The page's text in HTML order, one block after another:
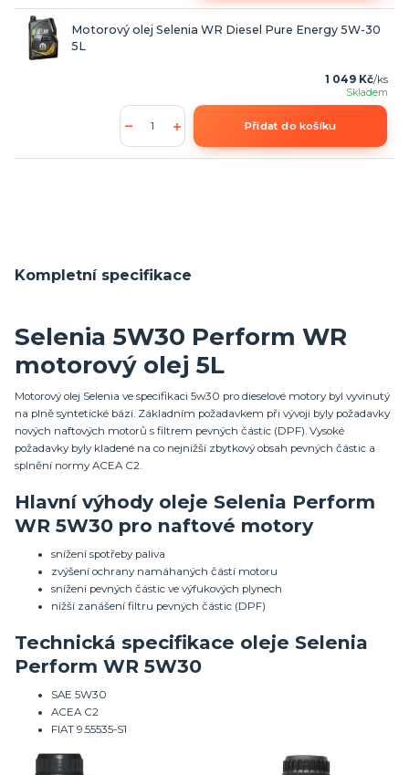
Motorový olej Selenia WR Diesel Pure Energy 5W-30
5L
1 049 Kč/ks
Skladem
Přidat do košíku
Kompletní specifikace
Selenia 5W30 Perform WR
motorový olej 5L
Motorový olej Selenia ve specifikaci 5w30 pro dieselové motory byl vyvinutý
na plně syntetické bázi. Základním požadavkem při vývoji byly požadavky
nových naftových motorů s filtrem pevných částic (DPF). Vysoké
požadavky byly kladené na co nejnižší zbytkový obsah pevných částic a
splnění normy ACEA C2.
Hlavní výhody oleje Selenia Perform
WR 5W30 pro naftové motory
snížení spotřeby paliva
zvýšení ochrany namáhaných částí motoru
snížení pevných částic ve výfukových plynech
nižší zanášení filtru pevných částic (DPF)
Technická specifikace oleje Selenia
Perform WR 5W30
SAE 5W30
ACEA C2
FIAT 9.55535-S1